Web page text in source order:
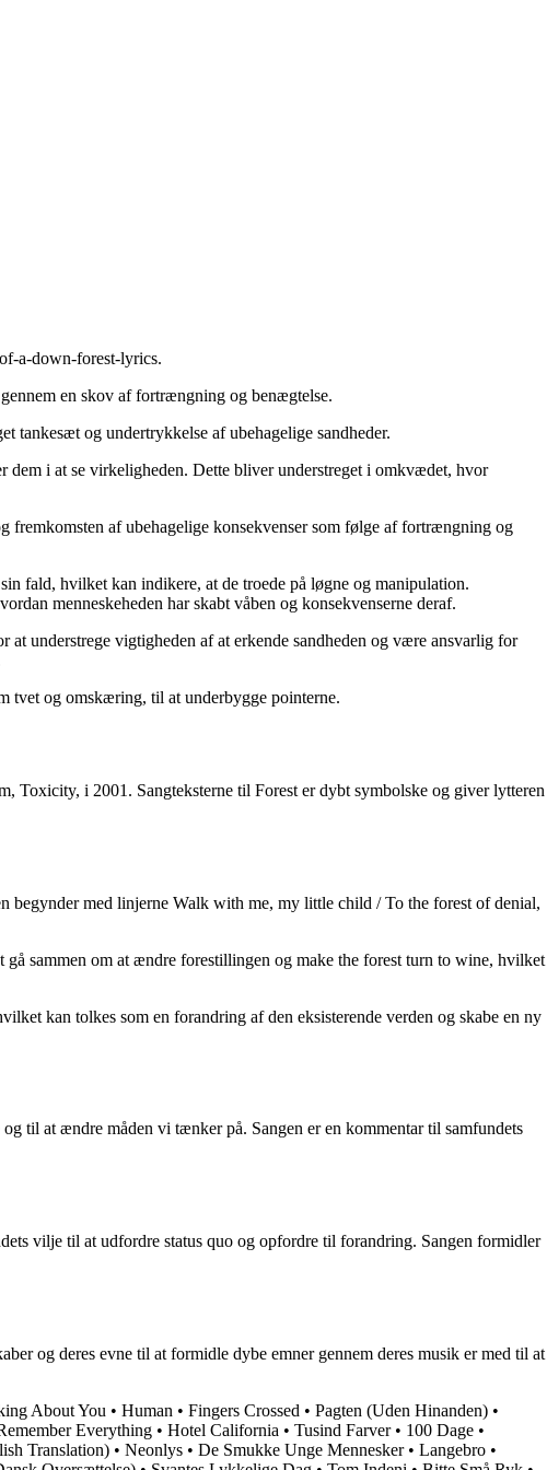
a-down-forest-lyrics.
en skov af fortrængning og benægtelse.
tankesæt og undertrykkelse af ubehagelige sandheder.
i at se virkeligheden. Dette bliver understreget i omkvædet, hvor
fremkomsten af ​​ubehagelige konsekvenser som følge af fortrængning og
fald, hvilket kan indikere, at de troede på løgne og manipulation.
menneskeheden har skabt våben og konsekvenserne deraf.
understrege vigtigheden af ​​at erkende sandheden og være ansvarlig for
tvet og omskæring, til at underbygge pointerne.
Toxicity, i 2001. Sangteksterne til Forest er dybt symbolske og giver lytteren
begynder med linjerne Walk with me, my little child / To the forest of denial,
sammen om at ændre forestillingen og make the forest turn to wine, hvilket
kan tolkes som en forandring af den eksisterende verden og skabe en ny
til at ændre måden vi tænker på. Sangen er en kommentar til samfundets
vilje til at udfordre status quo og opfordre til forandring. Sangen formidler
og deres evne til at formidle dybe emner gennem deres musik er med til at
About You • Human • Fingers Crossed • Pagten (Uden Hinanden) •
Everything • Hotel California • Tusind Farver• 100 Dage •
Translation) • Neonlys • De Smukke Unge Mennesker• Langebro •